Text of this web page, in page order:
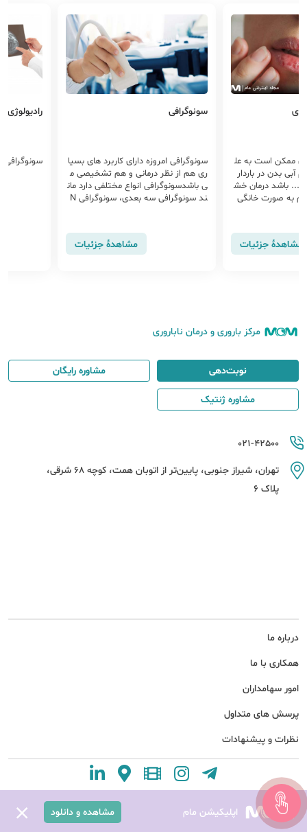
ممکن است به عل
آبی بدن در باردار
و ... باشد درمان خش
به صورت خانگی
مشاهدهٔ جزئیات
سونوگرافی
سونوگرافی امروزه دارای کاربرد های بسیا
ری هم از نظر درمانی و هم تشخیصی م
ی باشدسونوگرافی انواع مختلفی دارد مان
ند سونوگرافی سه بعدی، سونوگرافی N
مشاهدهٔ جزئیات
رادیولوژی
سونوگرافی
مرکز باروری و درمان ناباروری
درباره ما
همکاری با ما
امور سهامداران
پرسش های متداول
نظرات و پیشنهادات
021-42500
تهران، شیراز جنوبی، پایین‌تر از اتوبان همت، کوچه 68 شرقی،
پلاک 6
نوبت‌دهی مشاوره رایگان
مشاوره ژنتیک
اپلیکیشن مام مشاهده و دانلود